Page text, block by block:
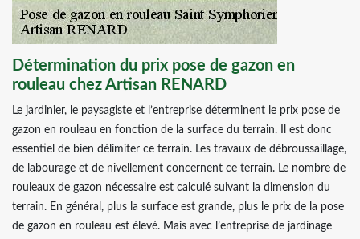
Détermination du prix pose de gazon en
rouleau chez Artisan RENARD
Le jardinier, le paysagiste et l’entreprise déterminent le prix pose de
gazon en rouleau en fonction de la surface du terrain. Il est donc
essentiel de bien délimiter ce terrain. Les travaux de débroussaillage,
de labourage et de nivellement concernent ce terrain. Le nombre de
rouleaux de gazon nécessaire est calculé suivant la dimension du
terrain. En général, plus la surface est grande, plus le prix de la pose
de gazon en rouleau est élevé. Mais avec l’entreprise de jardinage